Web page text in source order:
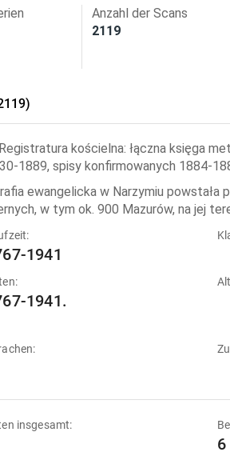
Anzahl der Scans
2119
kościelna: łączna księga
1889, spisy konfirmowanych 1884-
ewangelicka w Narzymiu powstała
w tym ok. 900 Mazurów, na jej
1941
1941.
insgesamt:
6